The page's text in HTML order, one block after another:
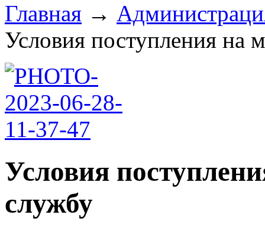
Главная →
Условия поступления на
Условия
службу